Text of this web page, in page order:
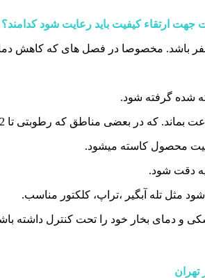
ارتقاء کیفیت باید رعایت شود کدامند؟
تهران